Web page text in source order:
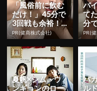
「風俗前に飲む
だけ！」45分で
3回戦も余裕！9
80円で朝まで絶
好調
PR(健商株式会社)
バ
て
分
裕
ま
PR(
夏帆×シム・ウ
ンギョンのロー
バ
ル